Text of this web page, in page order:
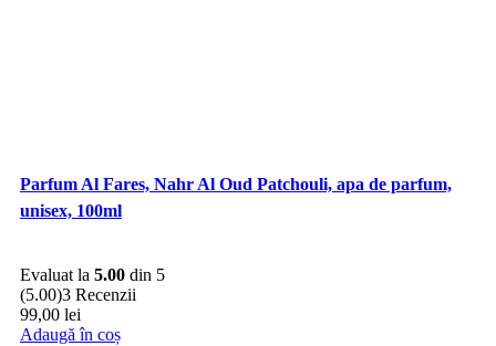
Parfum Al Fares, Nahr Al Oud Patchouli, apa de parfum,
unisex, 100ml
Evaluat la 5.00 din 5
(5.00)3 Recenzii
99,00 lei
Adaugă în coș